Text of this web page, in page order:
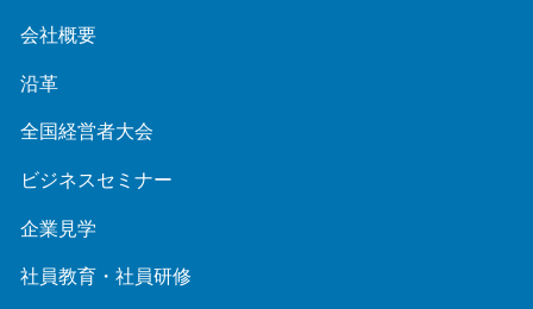
会社概要
沿革
全国経営者大会
ビジネスセミナー
企業見学
社員教育・社員研修